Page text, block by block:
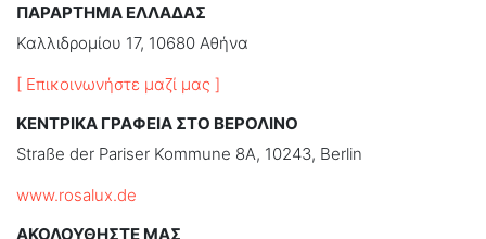
ΠΑΡΑΡΤΗΜΑ ΕΛΛΑΔΑΣ
Καλλιδρομίου 17, 10680 Αθήνα
[ Επικοινωνήστε μαζί μας ]
ΚΕΝΤΡΙΚΑ ΓΡΑΦΕΙΑ ΣΤΟ ΒΕΡΟΛΙΝΟ
Straße der Pariser Kommune 8A, 10243, Berlin
www.rosalux.de
ΑΚΟΛΟΥΘΗΣΤΕ ΜΑΣ